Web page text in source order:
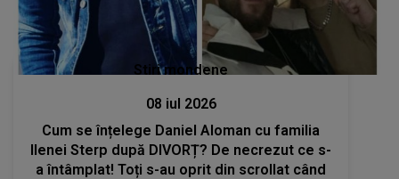
Stiri mondene
08 iul 2026
Cum se înțelege Daniel Aloman cu familia
Ilenei Sterp după DIVORȚ? De necrezut ce s-
a întâmplat! Toți s-au oprit din scrollat când